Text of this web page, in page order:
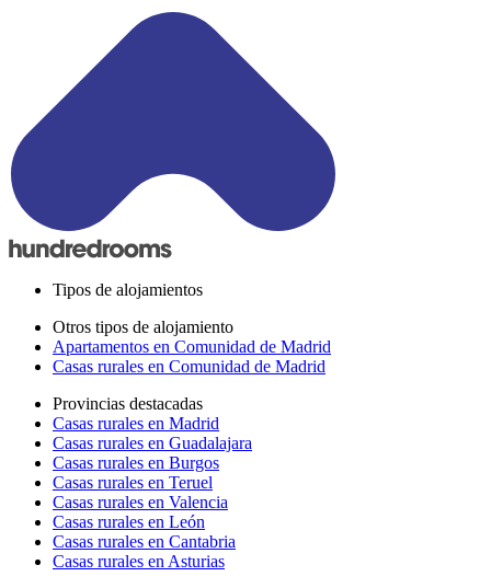
Tipos de alojamientos
Otros tipos de alojamiento
Apartamentos en Comunidad de Madrid
Casas rurales en Comunidad de Madrid
Provincias destacadas
Casas rurales en Madrid
Casas rurales en Guadalajara
Casas rurales en Burgos
Casas rurales en Teruel
Casas rurales en Valencia
Casas rurales en León
Casas rurales en Cantabria
Casas rurales en Asturias